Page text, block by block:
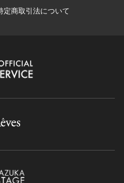
定商取引法について